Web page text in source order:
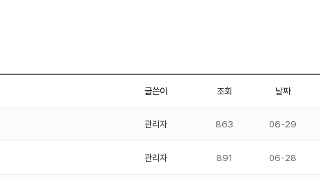
글쓴이 조회 날짜
관리자 863 06-29
관리자 891 06-28